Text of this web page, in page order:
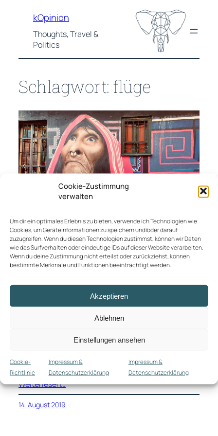
Cookie-Zustimmung
verwalten
Um dir ein optimales Erlebnis zu bieten, verwende ich Technologien wie
Cookies, um Geräteinformationen zu speichern und/oder darauf
zuzugreifen. Wenn du diesen Technologien zustimmst, können wir Daten
wie das Surfverhalten oder eindeutige IDs auf dieser Website verarbeiten.
Wenn du deine Zustimmung nicht erteilst oder zurückziehst, können
bestimmte Merkmale und Funktionen beeinträchtigt werden.
Akzeptieren
Ablehnen
Einstellungen ansehen
Cookie-
Richtlinie
Impressum &
Datenschutzerklärung
Impressum &
Datenschutzerklärung
springen
kOpinion
Thoughts, Travel &
Politics
Schlagwort: flüge
Opportunity to (not) do
Gedanken darüber gemacht, wie
Flugbuchungsseiten wir Opodo.de oder Fluege.de
funktionieren? Oder besser gesagt, wie sie heute
noch funktionieren können und was ihre
ich dazu gewissermaßen gezwungen, denn Sabrina
sondern erst einen Tag
Weiterlesen…
14. August 2019